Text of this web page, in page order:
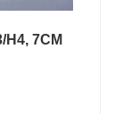
H4, 7CM